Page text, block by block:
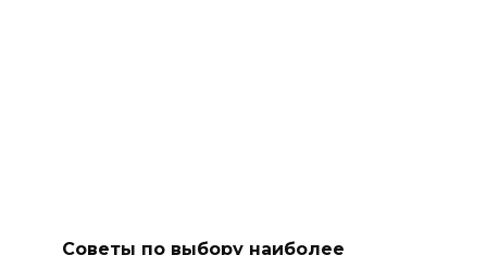
Советы по выбору наиболее